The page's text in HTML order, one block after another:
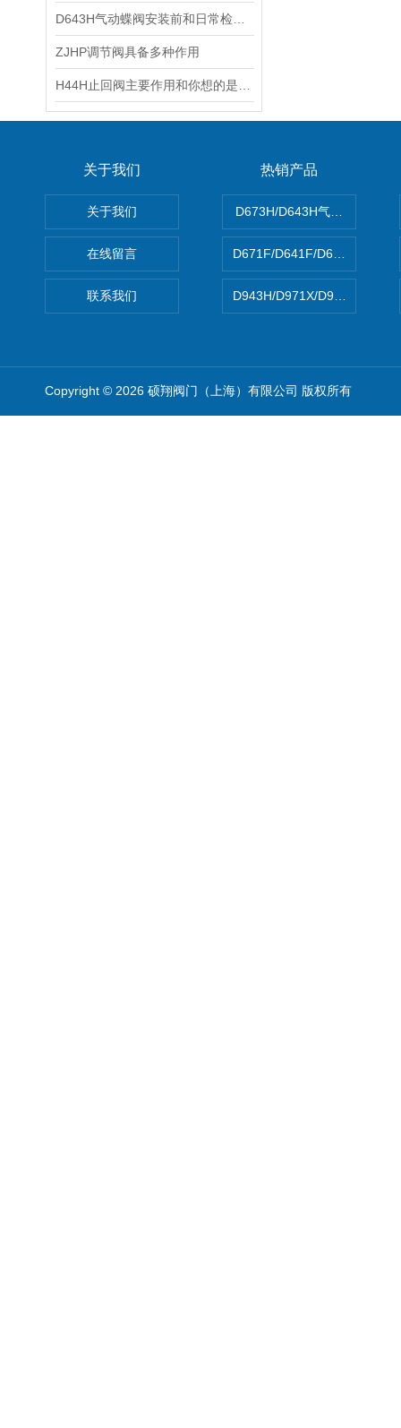
ZJHP调节阀具备多种作用
关于我们
关于我们
在线留言
联系我们
热销产品
D673H/D643H气动硬密封蝶
D671F/D641F/D671X/
D943H/D971X/D971F46法兰
Copyright © 2026 硕翔阀门（上海）有限公司 版权所有